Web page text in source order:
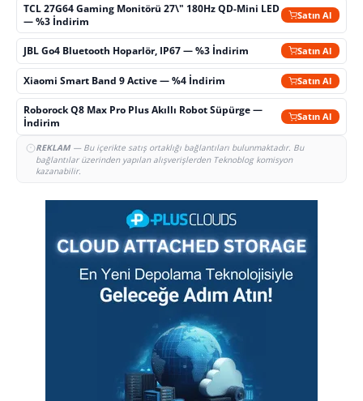
TCL 27G64 Gaming Monitörü 27\" 180Hz QD-Mini LED
— %3 İndirim
Satın Al
JBL Go4 Bluetooth Hoparlör, IP67 — %3 İndirim Satın Al
Xiaomi Smart Band 9 Active — %4 İndirim Satın Al
Roborock Q8 Max Pro Plus Akıllı Robot Süpürge —
İndirim
Satın Al
REKLAM— Bu içerikte satış ortaklığı bağlantıları bulunmaktadır. Bu
bağlantılar üzerinden yapılan alışverişlerden Teknoblog komisyon
kazanabilir.